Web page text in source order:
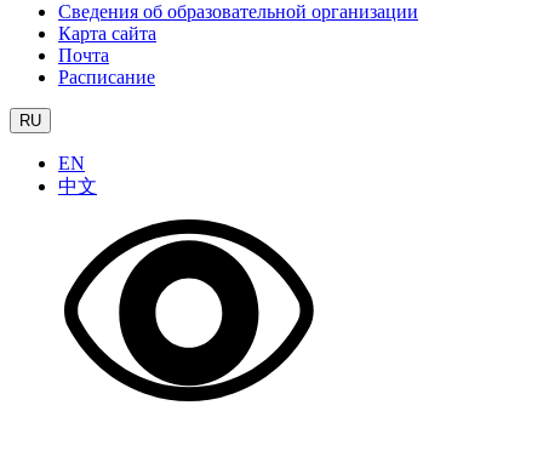
Сведения об образовательной организации
Карта сайта
Почта
Расписание
RU
EN
中文